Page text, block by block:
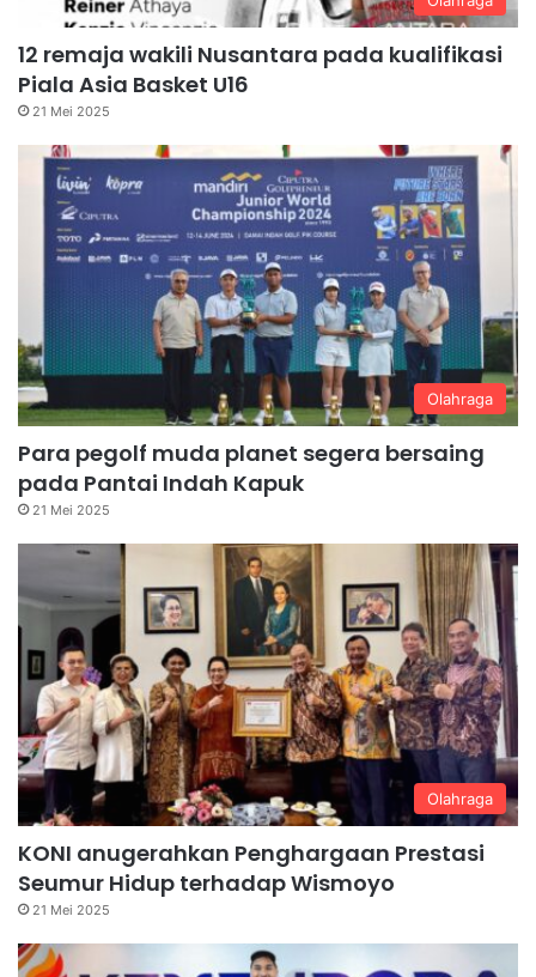
12 remaja wakili Nusantara pada kualifikasi
Piala Asia Basket U16
21 Mei 2025
Olahraga
Para pegolf muda planet segera bersaing
pada Pantai Indah Kapuk
21 Mei 2025
Olahraga
KONI anugerahkan Penghargaan Prestasi
Seumur Hidup terhadap Wismoyo
21 Mei 2025